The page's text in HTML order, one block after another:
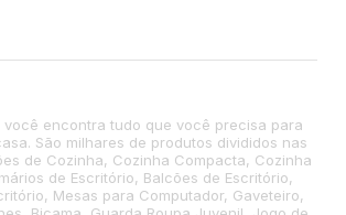
você encontra tudo que você precisa para
São milhares de produtos divididos nas
de Cozinha, Cozinha Compacta, Cozinha
de Escritório, Balcões de Escritório,
Mesas para Computador, Gaveteiro,